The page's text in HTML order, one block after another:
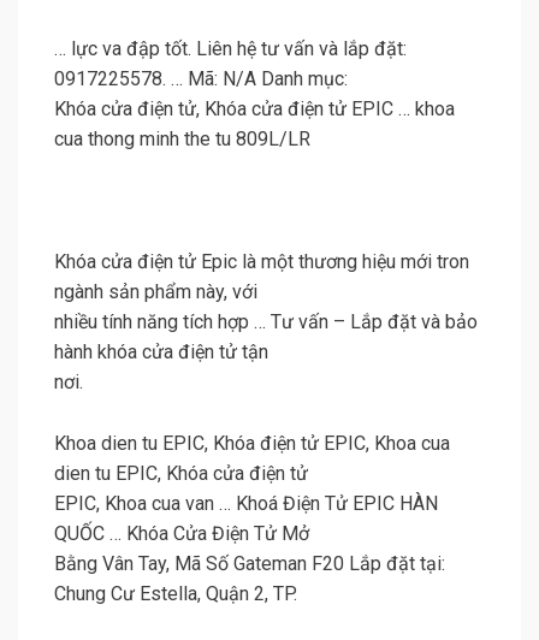
… lực va đập tốt. Liên hệ tư vấn và lắp đặt:
0917225578. … Mã: N/A Danh mục:
Khóa cửa điện tử, Khóa cửa điện tử EPIC … khoa
cua thong minh the tu 809L/LR
Khóa cửa điện tử Epic là một thương hiệu mới tron
ngành sản phẩm này, với
nhiều tính năng tích hợp … Tư vấn – Lắp đặt và bảo
hành khóa cửa điện tử tận
nơi.
Khoa dien tu EPIC, Khóa điện tử EPIC, Khoa cua
dien tu EPIC, Khóa cửa điện tử
EPIC, Khoa cua van … Khoá Điện Tử EPIC HÀN
QUỐC … Khóa Cửa Điện Tử Mở
Bằng Vân Tay, Mã Số Gateman F20 Lắp đặt tại:
Chung Cư Estella, Quận 2, TP.